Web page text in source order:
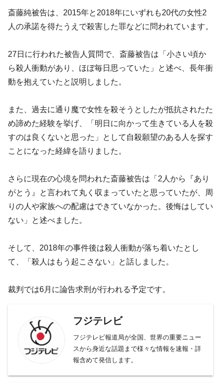
斎藤純被告は、2015年と2018年にいずれも20代の女性2
人の承諾を得たうえで殺害した罪などに問われています。
27日に行われた被告人質問で、斎藤被告は「小さい頃か
ら殺人衝動があり、ほぼ毎日思っていた」と述べ、長年衝
動を抱えていたと説明しました。
また、過去に通り魔で女性を殺そうとしたが抵抗されたた
め諦めた経験を挙げ、「明日に向かって生きている人を殺
すのは良くないと思った」として自殺願望のある人を探す
ことになった経緯を語りました。
さらに現在の心境を問われた斎藤被告は「2人から『あり
がとう』と言われて丸く収まっていたと思っていたが、周
りの人や家族への配慮はできていなかった。後悔はしてい
ない」と述べました。
そして、2018年の事件後は殺人衝動が落ち着いたとし
て、「殺人はもう起こさない」と話しました。
裁判では6月に論告求刑が行われる予定です。
フジテレビ
フジテレビ報道局が全国、世界の重要ニュー
スから身近な話題まで様々な情報を速報・詳
報含めて発信します。